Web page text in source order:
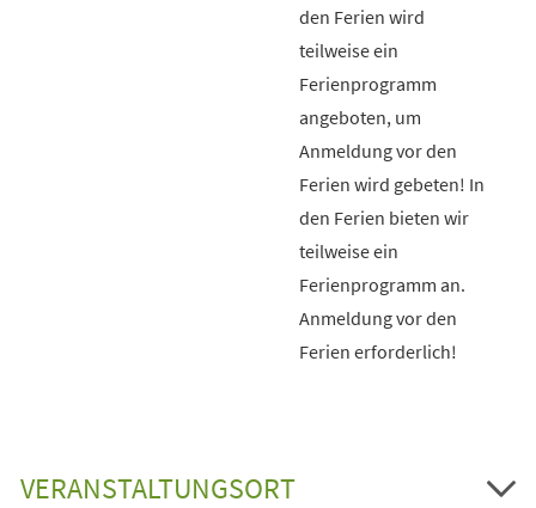
den Ferien wird
teilweise ein
Ferienprogramm
angeboten, um
Anmeldung vor den
Ferien wird gebeten! In
den Ferien bieten wir
teilweise ein
Ferienprogramm an.
Anmeldung vor den
Ferien erforderlich!
VERANSTALTUNGSORT